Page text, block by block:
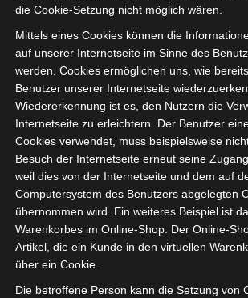
Rattan-Elemente
Gemütlichkeit.
die Cookie-Setzung nicht möglich wären.
Mittels eines Cookies können die
auf unserer Internetseite im Sinne des
werden. Cookies ermöglichen uns, wie
Benutzer unserer Internetseite
Wiedererkennung ist es, den Nutzern die
Internetseite zu erleichtern. Der Benutzer
Cookies verwendet, muss beispielsweise
Besuch der Internetseite erneut seine
weil dies von der Internetseite und dem auf
Computersystem des Benutzers abgelegten
übernommen wird. Ein weiteres Beispiel ist
Warenkorbes im Online-Shop. Der Online-
Artikel, die ein Kunde in den virtuellen
über ein Cookie.
Die betroffene Person kann die Setzung von